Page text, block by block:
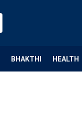
BHAKTHI HEALTH